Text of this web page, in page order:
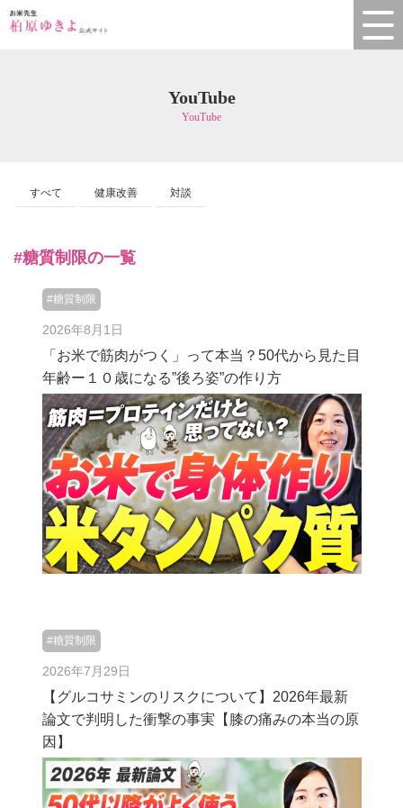
YouTube
YouTube
すべて 健康改善 対談
#糖質制限の一覧
#糖質制限
2026年8月1日
「お米で筋肉がつく」って本当？50代から見た目
年齢ー１０歳になる”後ろ姿”の作り方
#糖質制限
2026年7月29日
【グルコサミンのリスクについて】2026年最新
論文で判明した衝撃の事実【膝の痛みの本当の原
因】